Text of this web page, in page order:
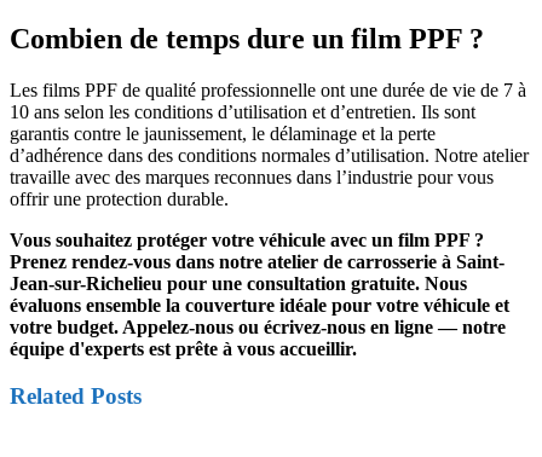
Combien de temps dure un film PPF ?
Les films PPF de qualité professionnelle ont une durée de vie de 7 à
10 ans selon les conditions d’utilisation et d’entretien. Ils sont
garantis contre le jaunissement, le délaminage et la perte
d’adhérence dans des conditions normales d’utilisation. Notre atelier
travaille avec des marques reconnues dans l’industrie pour vous
offrir une protection durable.
Vous souhaitez protéger votre véhicule avec un film PPF ?
Prenez rendez-vous dans notre atelier de carrosserie à Saint-
Jean-sur-Richelieu pour une consultation gratuite. Nous
évaluons ensemble la couverture idéale pour votre véhicule et
votre budget. Appelez-nous ou écrivez-nous en ligne — notre
équipe d'experts est prête à vous accueillir.
Related Posts